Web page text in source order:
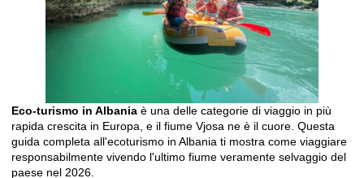
Eco-turismo in Albania è una delle categorie di viaggio in più
rapida crescita in Europa, e il fiume Vjosa ne è il cuore. Questa
guida completa all'ecoturismo in Albania ti mostra come viaggiare
responsabilmente vivendo l'ultimo fiume veramente selvaggio del
paese nel 2026.